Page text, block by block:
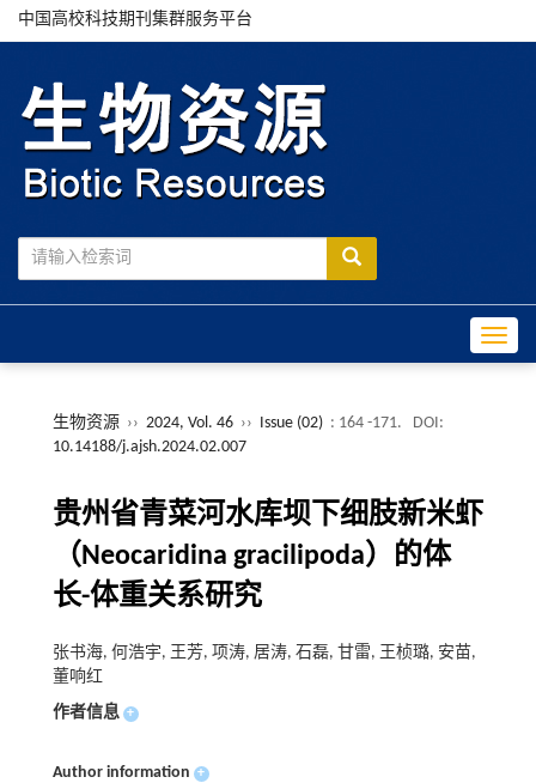
中国高校科技期刊集群服务平台
生物资源 ›› 2024, Vol. 46 ›› Issue (02) : 164 -171.
DOI:
10.14188/j.ajsh.2024.02.007
贵州省青菜河水库坝下细肢新米虾
（Neocaridina gracilipoda）的体
长-体重关系研究
张书海, 何浩宇, 王芳, 项涛, 居涛, 石磊, 甘雷, 王桢璐, 安苗,
董响红
作者信息 +
Author information +